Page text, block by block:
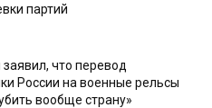
партий
что перевод
России на военные рельсы
вообще страну»